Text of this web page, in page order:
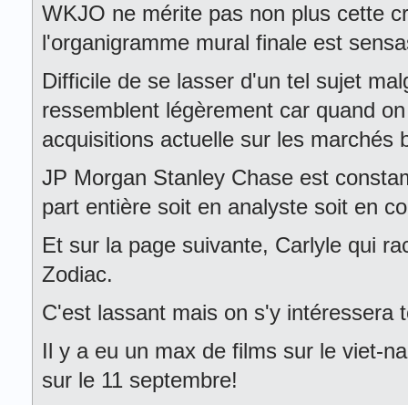
WKJO ne mérite pas non plus cette
l'organigramme mural finale est
Difficile de se lasser d'un tel sujet
ressemblent légèrement car quand
acquisitions actuelle sur les marchés
JP Morgan Stanley Chase est
part entière soit en analyste soit en
Et sur la page suivante, Carlyle qui
Zodiac.
C'est lassant mais on s'y intéressera
Il y a eu un max de films sur le viet-
sur le 11 septembre!